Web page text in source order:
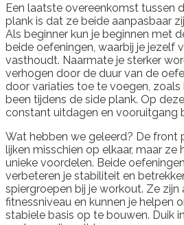
Een laatste overeenkomst tussen
plank is dat ze beide aanpasbaar
Als beginner kun je beginnen met
beide oefeningen, waarbij je jezelf
vasthoudt. Naarmate je sterker
verhogen door de duur van de
door variaties toe te voegen, zoals
been tijdens de side plank. Op
constant uitdagen en vooruitgang
Wat hebben we geleerd? De front
lijken misschien op elkaar, maar ze
unieke voordelen. Beide
verbeteren je stabiliteit en
spiergroepen bij je workout. Ze zijn
fitnessniveau en kunnen je helpen
stabiele basis op te bouwen. Duik